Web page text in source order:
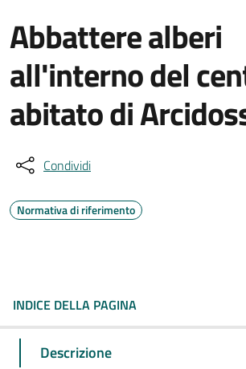
Abbattere alberi
all'interno del
abitato di
Condividi
Normativa di riferimento
INDICE DELLA PAGINA
Descrizione